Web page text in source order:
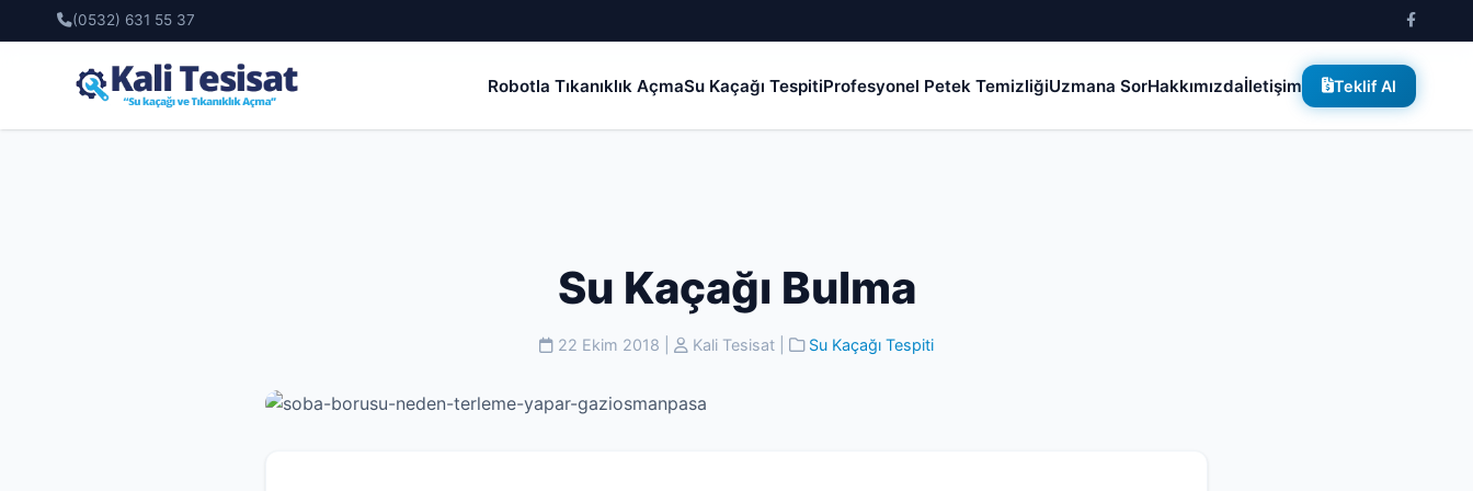
(0532) 631 55 37
Robotla Tıkanıklık AçmaSu Kaçağı TespitiProfesyonel Petek TemizliğiUzmana SorHakkımızdaİletişim Teklif Al
Su Kaçağı Bulma
22 Ekim 2018 Kali Tesisat Su Kaçağı Tespiti